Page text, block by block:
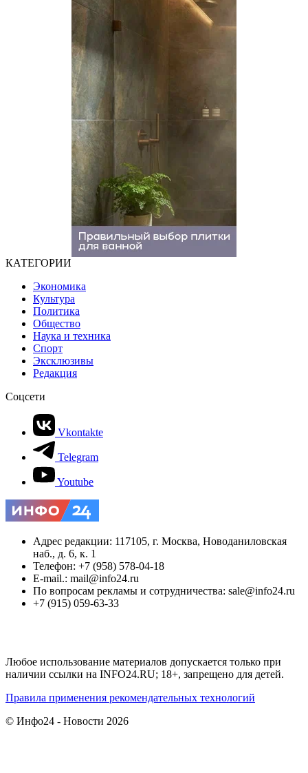
КАТЕГОРИИ
Экономика
Культура
Политика
Общество
Наука и техника
Спорт
Эксклюзивы
Редакция
Соцсети
Vkontakte
Telegram
Youtube
Адрес редакции: 117105, г. Москва, Новоданиловская
наб., д. 6, к. 1
Телефон: +7 (958) 578-04-18
E-mail.: mail@info24.ru
По вопросам рекламы и сотрудничества: sale@info24.ru
+7 (915) 059-63-33
Любое использование материалов допускается только при
наличии ссылки на INFO24.RU; 18+, запрещено для детей.
Правила применения рекомендательных технологий
© Инфо24 - Новости 2026